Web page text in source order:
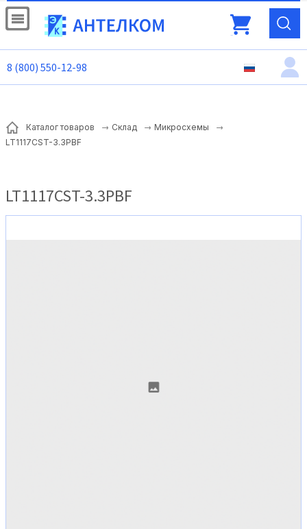
8 (800) 550-12-98
Каталог товаров Склад
Микросхемы
LT1117CST-3.3PBF
LT1117CST-3.3PBF